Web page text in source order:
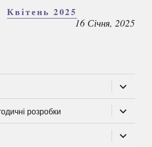
Квітень 2025
16 Січня, 2025
підменю
розробки
підменю
підменю